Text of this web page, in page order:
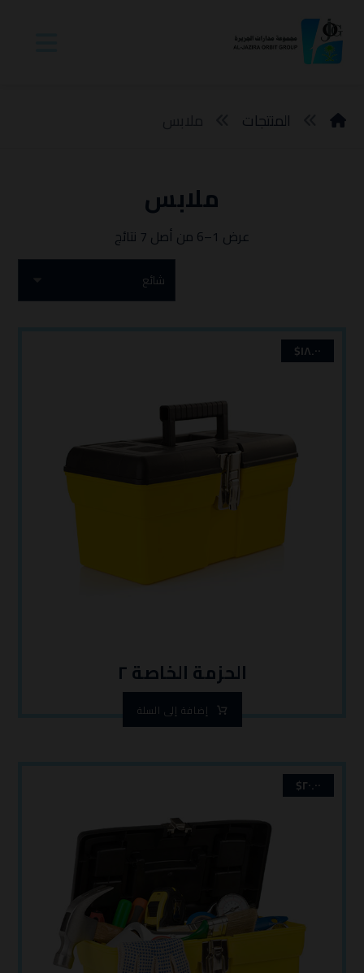
المنتجات ملابس
ملابس
عرض 1–6 من أصل 7 نتائج
الحزمة الخاصة ٢
$١٨.٠٠
إضافة إلى السلة
$٢٠.٠٠